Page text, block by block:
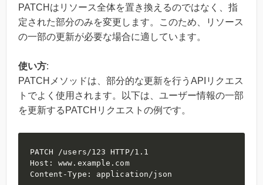
PATCHはリソース全体を置き換えるのではなく、指
定された部分のみを変更します。このため、リソース
の一部の更新が必要な場合に適しています。
使い方:
PATCHメソッドは、部分的な更新を行うAPIリクエス
トでよく使用されます。以下は、ユーザー情報の一部
を更新するPATCHリクエストの例です。
PATCH /users/123 HTTP/1.1
Host: www.example.com
Content-Type: application/json